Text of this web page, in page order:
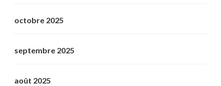
octobre 2025
septembre 2025
août 2025